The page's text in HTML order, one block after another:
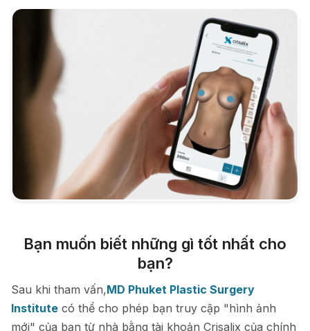
Bạn muốn biết những gì tốt nhất cho
bạn?
Sau khi tham vấn,MD Phuket Plastic Surgery
Institute có thể cho phép bạn truy cập "hình ảnh
mới" của bạn từ nhà bằng tài khoản Crisalix của chính